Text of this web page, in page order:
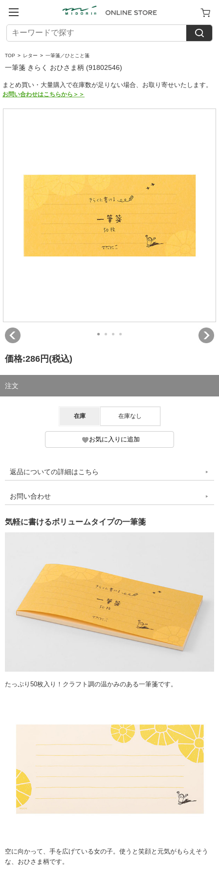
TOP > レター > 一筆箋／ひとこと箋
一筆箋 きらく おひさま柄 (91802546)
まとめ買い・大量購入で在庫数が足りない場合、お取り寄せいたします。
お問い合わせはこちらから＞＞
価格:286円 (税込)
注文
在庫 在庫なし
返品についての詳細はこちら
お問い合わせ
気軽に書けるボリュームタイプの一筆箋
たっぷり50枚入り！クラフト調の温かみのある一筆箋です。
空に向かって、手を広げている女の子。使うと笑顔と元気がもらえそう
な、おひさま柄です。